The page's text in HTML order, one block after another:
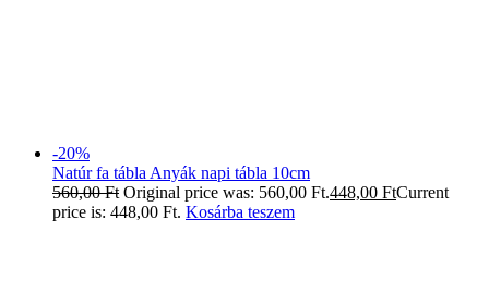
-20%
Natúr fa tábla Anyák napi tábla 10cm
560,00Ft Original price was: 560,00 Ft.448,00 FtCurrent
price is: 448,00 Ft. Kosárba teszem